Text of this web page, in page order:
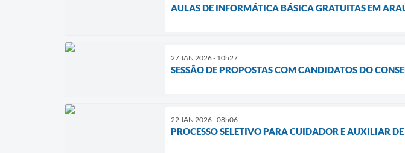
AULAS DE INFORMÁTICA BÁSICA GRATUITAS EM
27 JAN 2026 - 10h27
SESSÃO DE PROPOSTAS COM CANDIDATOS DO
22 JAN 2026 - 08h06
PROCESSO SELETIVO PARA CUIDADOR E AUXILIAR